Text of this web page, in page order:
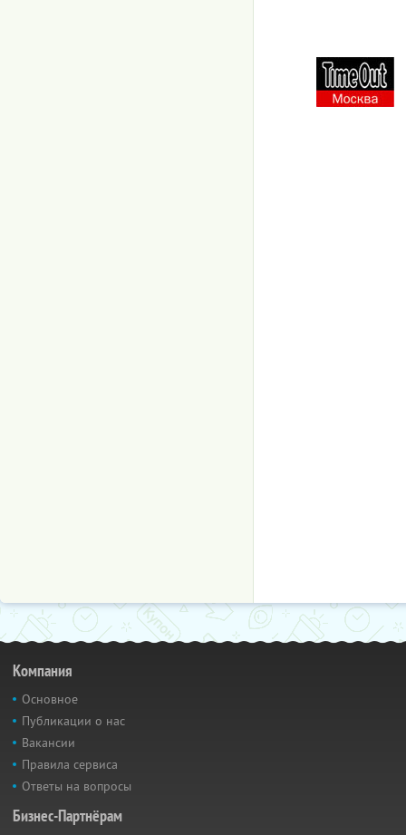
Компания
Основное
Публикации о нас
Вакансии
Правила сервиса
Ответы на вопросы
Бизнес-Партнёрам